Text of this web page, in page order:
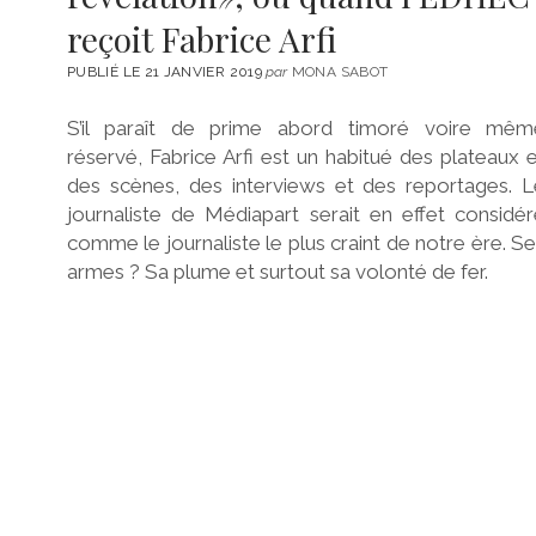
reçoit Fabrice Arfi
PUBLIÉ LE 21 JANVIER 2019parMONA SABOT
S’il paraît de prime abord timoré voire
réservé, Fabrice Arfi est un habitué des plateaux
des scènes, des interviews et des reportages.
journaliste de Médiapart serait en effet
comme le journaliste le plus craint de notre ère.
armes ? Sa plume et surtout sa volonté de fer.